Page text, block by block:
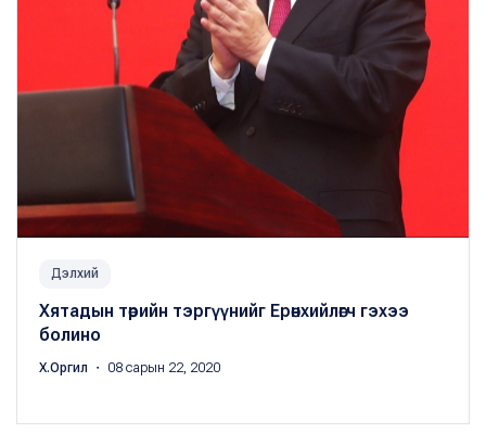
Дэлхий
Хятадын төрийн тэргүүнийг Ерөнхийлөгч гэхээ
болино
Х.Оргил ・ 08 сарын 22, 2020